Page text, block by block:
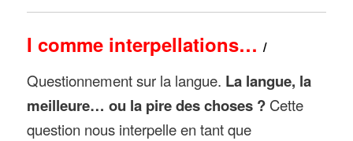
I comme interpellations…/
Questionnement sur la langue. La langue, la
meilleure… ou la pire des choses ? Cette
question nous interpelle en tant que